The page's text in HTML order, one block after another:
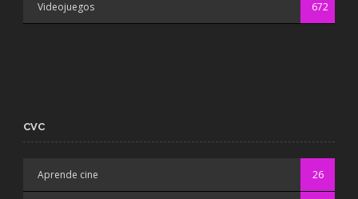
Videojuegos 672
CVC
Aprende cine 26